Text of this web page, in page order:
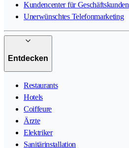
Kundencenter für Geschäftskunden
Unerwünschtes Telefonmarketing
Entdecken
Restaurants
Hotels
Coiffeure
Ärzte
Elektriker
Sanitärinstallation